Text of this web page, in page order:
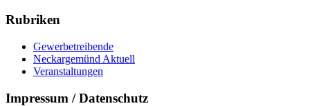
Rubriken
Gewerbetreibende
Neckargemünd Aktuell
Veranstaltungen
Impressum / Datenschutz